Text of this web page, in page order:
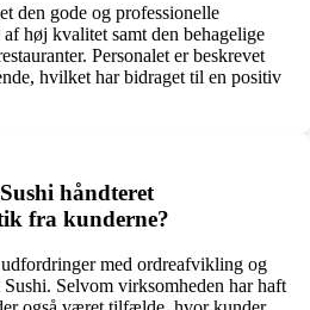
den gode og professionelle
høj kvalitet samt den behagelige
Personalet er beskrevet
hvilket har bidraget til en positiv
håndteret
fra kunderne?
med ordreafvikling og
Selvom virksomheden har haft